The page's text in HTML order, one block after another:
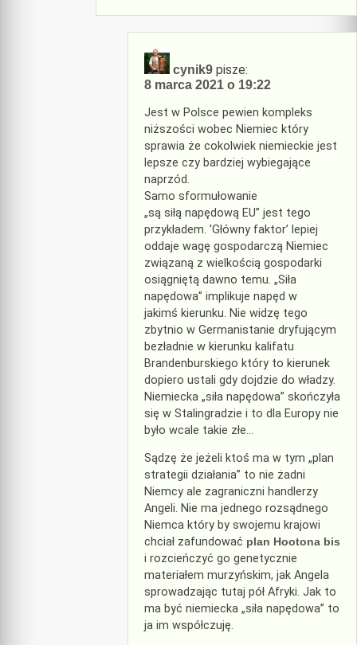
cynik9 pisze:
8 marca 2021 o 19:22
Jest w Polsce pewien kompleks
niższości wobec Niemiec który
sprawia że cokolwiek niemieckie jest
lepsze czy bardziej wybiegające
naprzód.
Samo sformułowanie
„są siłą napędową EU” jest tego
przykładem. 'Główny faktor’ lepiej
oddaje wagę gospodarczą Niemiec
związaną z wielkością gospodarki
osiągniętą dawno temu. „Siła
napędowa” implikuje napęd w
jakimś kierunku. Nie widzę tego
zbytnio w Germanistanie dryfującym
bezładnie w kierunku kalifatu
Brandenburskiego który to kierunek
dopiero ustali gdy dojdzie do władzy.
Niemiecka „siła napędowa” skończyła
się w Stalingradzie i to dla Europy nie
było wcale takie złe…
Sądzę że jeżeli ktoś ma w tym „plan
strategii działania” to nie żadni
Niemcy ale zagraniczni handlerzy
Angeli. Nie ma jednego rozsądnego
Niemca który by swojemu krajowi
chciał zafundować plan Hootona bis
i rozcieńczyć go genetycznie
materiałem murzyńskim, jak Angela
sprowadzając tutaj pół Afryki. Jak to
ma być niemiecka „siła napędowa” to
ja im współczuję.